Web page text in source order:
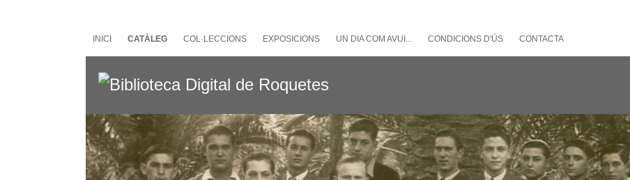
INICI CATÀLEG COL·LECCIONS EXPOSICIONS UN DIA COM AVUI... CONDICIONS D'ÚS CONTACTA